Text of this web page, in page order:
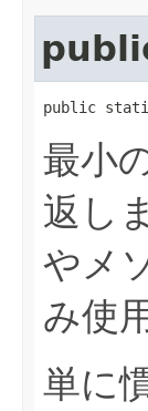
public
最小
返し
やメ
み使
単に